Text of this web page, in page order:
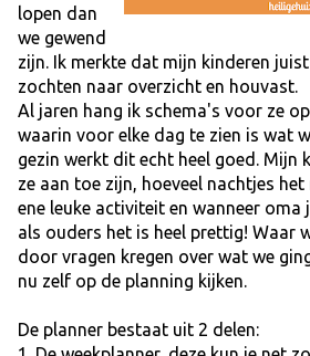
lopen dan
we gewend
zijn. Ik merkte dat mijn kinderen
zochten naar overzicht en houvast.
Al jaren hang ik schema's voor ze
waarin voor elke dag te zien is wat
gezin werkt dit echt heel goed. Mijn
ze aan toe zijn, hoeveel nachtjes
ene leuke activiteit en wanneer oma
als ouders het is heel prettig! Waar
door vragen kregen over wat we
nu zelf op de planning kijken.
De planner bestaat uit 2 delen: